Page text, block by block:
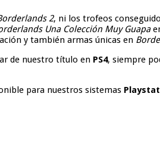
2, ni los trofeos
Una Colección Muy Guapa
y también armas únicas en
de nuestro título en PS4, siempre
para nuestros sistemas